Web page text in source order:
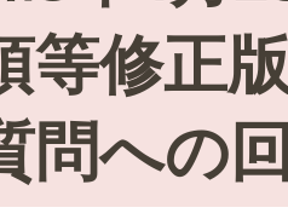
等修正
問への